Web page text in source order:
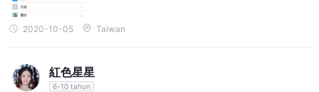
2020-10-05 Taiwan
紅色星星
6-10 tahun